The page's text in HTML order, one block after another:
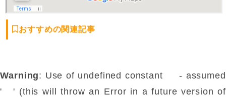
おすすめの関連記事
Warning: Use of undefined constant - assumed
' ' (this will throw an Error in a future version of